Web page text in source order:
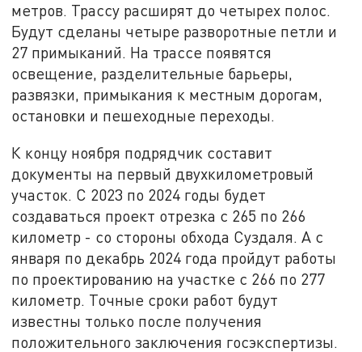
метров. Трассу расширят до четырех полос.
Будут сделаны четыре разворотные петли и
27 примыканий. На трассе появятся
освещение, разделительные барьеры,
развязки, примыкания к местным дорогам,
остановки и пешеходные переходы.
К концу ноября подрядчик составит
документы на первый двухкилометровый
участок. С 2023 по 2024 годы будет
создаваться проект отрезка с 265 по 266
километр - со стороны обхода Суздаля. А с
января по декабрь 2024 года пройдут работы
по проектированию на участке с 266 по 277
километр. Точные сроки работ будут
известны только после получения
положительного заключения госэкспертизы.